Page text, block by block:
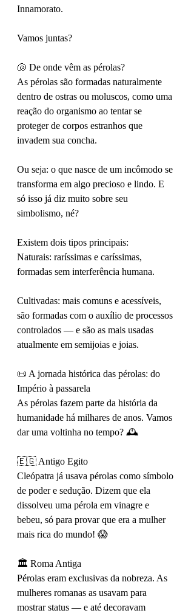
Innamorato.
Vamos juntas?
🐚 De onde vêm as pérolas?
As pérolas são formadas naturalmente
dentro de ostras ou moluscos, como uma
reação do organismo ao tentar se
proteger de corpos estranhos que
invadem sua concha.
Ou seja: o que nasce de um incômodo se
transforma em algo precioso e lindo. E
só isso já diz muito sobre seu
simbolismo, né?
Existem dois tipos principais:
Naturais: raríssimas e caríssimas,
formadas sem interferência humana.
Cultivadas: mais comuns e acessíveis,
são formadas com o auxílio de processos
controlados — e são as mais usadas
atualmente em semijoias e joias.
📜 A jornada histórica das pérolas: do
Império à passarela
As pérolas fazem parte da história da
humanidade há milhares de anos. Vamos
dar uma voltinha no tempo? 🕰️
🇪🇬 Antigo Egito
Cleópatra já usava pérolas como símbolo
de poder e sedução. Dizem que ela
dissolveu uma pérola em vinagre e
bebeu, só para provar que era a mulher
mais rica do mundo! 😱
🏛️ Roma Antiga
Pérolas eram exclusivas da nobreza. As
mulheres romanas as usavam para
mostrar status — e até decoravam